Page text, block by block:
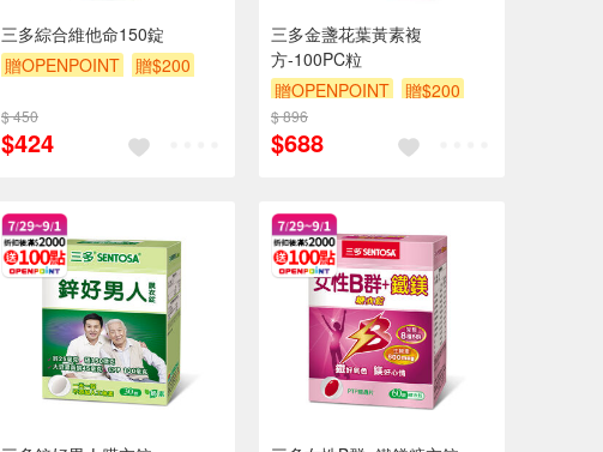
三多綜合維他命150錠
贈OPENPOINT
贈$200
$ 450
$424
三多金盞花葉黃素複
方-100PC粒
贈OPENPOINT
贈$200
$ 896
$688